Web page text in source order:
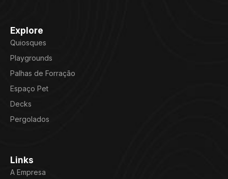
Explore
Quiosques
Playgrounds
Palhas de Forração
Espaço Pet
Decks
Pergolados
Links
A Empresa